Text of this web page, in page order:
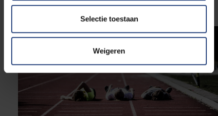
Selectie toestaan
Weigeren